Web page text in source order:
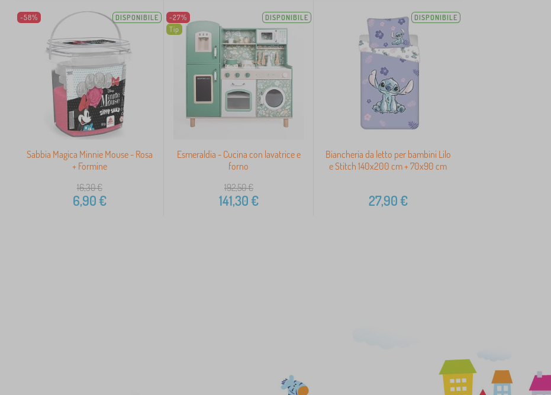
-58% DISPONIBILE
Sabbia Magica Minnie Mouse - Rosa
+ Formine
16,30€
6,90€
-27%
Tip
DISPONIBILE
Esmeraldia - Cucina con lavatrice e
forno
192,50€
141,30€
DISPONIBILE
Biancheria da letto per bambini Lilo
e Stitch 140x200 cm + 70x90 cm
27,90€